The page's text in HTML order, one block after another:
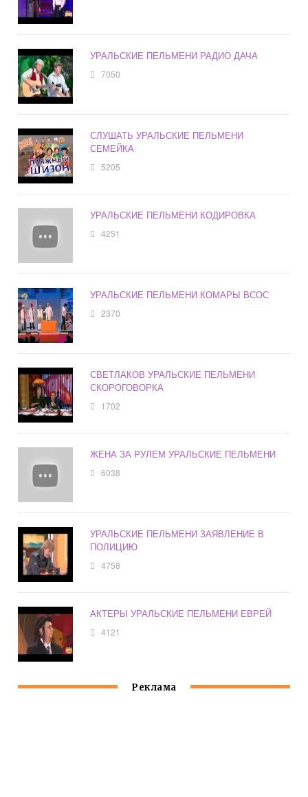
УРАЛЬСКИЕ ПЕЛЬМЕНИ РАДИО ДАЧА
7050
СЛУШАТЬ УРАЛЬСКИЕ ПЕЛЬМЕНИ
СЕМЕЙКА
5205
УРАЛЬСКИЕ ПЕЛЬМЕНИ КОДИРОВКА
4251
УРАЛЬСКИЕ ПЕЛЬМЕНИ КОМАРЫ ВСОС
2370
СВЕТЛАКОВ УРАЛЬСКИЕ ПЕЛЬМЕНИ
СКОРОГОВОРКА
1702
ЖЕНА ЗА РУЛЕМ УРАЛЬСКИЕ ПЕЛЬМЕНИ
6038
УРАЛЬСКИЕ ПЕЛЬМЕНИ ЗАЯВЛЕНИЕ В
ПОЛИЦИЮ
4758
АКТЕРЫ УРАЛЬСКИЕ ПЕЛЬМЕНИ ЕВРЕЙ
4121
Реклама